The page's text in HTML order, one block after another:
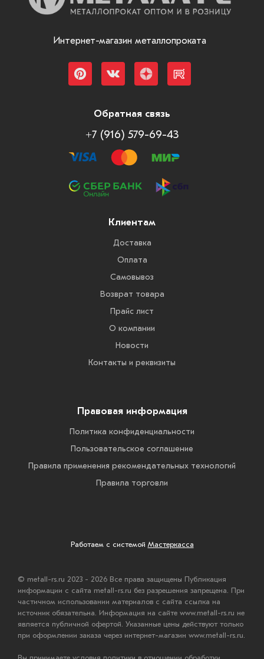
Интернет-магазин металлопроката
Обратная связь
+7 (916) 579-69-43
Клиентам
Доставка
Оплата
Самовывоз
Возврат товара
Прайс лист
О компании
Новости
Контакты и реквизиты
Правовая информация
Политика конфиденциальности
Пользовательское соглашение
Правила применения рекомендательных технологий
Правила торговли
Работаем с системой Мастеркасса
© metall-rs.ru 2023 - 2026 Все права защищены Публикация
информации с сайта metall-rs.ru без разрешения запрещена. При
частичном использовании материалов с сайта ссылка на
источник обязательна. Информация на сайте www.metall-rs.ru не
является публичной офертой. Указанные цены действуют только
при оформлении заказа через интернет-магазин www.metall-rs.ru.